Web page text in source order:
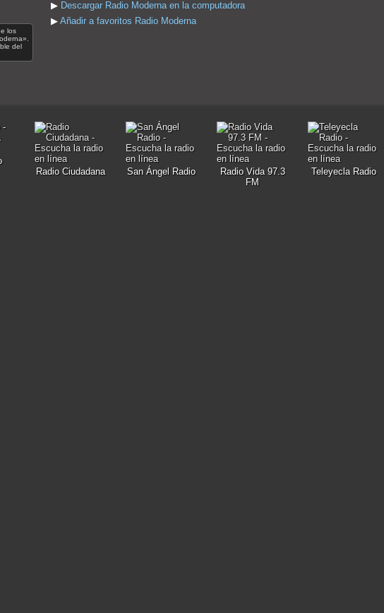
los
del
▶ Descargar Radio Moderna en la computadora
▶ Añadir a favoritos Radio Moderna
Radio Ciudadana
San Ángel Radio
Radio Vida 97.3
FM
Teleyecla Radio